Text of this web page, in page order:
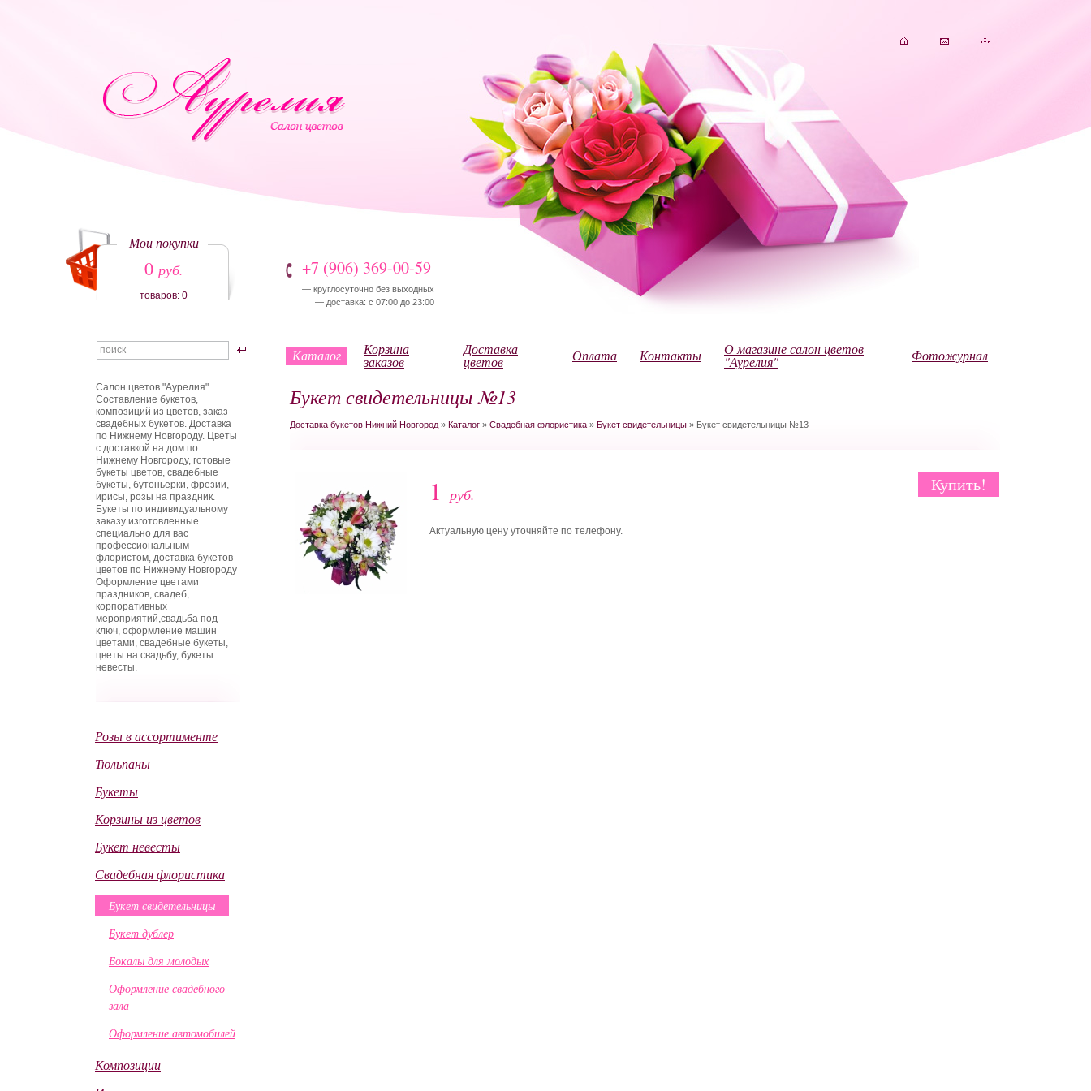
Мои покупки
0 руб.
товаров: 0
+7 (906) 369-00-59
— круглосуточно без выходных
— доставка: с 07:00 до 23:00
Каталог Корзина
заказов
Доставка
цветов Оплата Контакты О магазине салон цветов
"Аурелия" Фотожурнал
Букет свидетельницы №13
Доставка букетов Нижний Новгород » Каталог » Свадебная флористика » Букет свидетельницы » Букет свидетельницы №13
1 руб. Купить!
Актуальную цену уточняйте по телефону.
Салон цветов "Аурелия"
Составление букетов,
композиций из цветов, заказ
свадебных букетов. Доставка
по Нижнему Новгороду. Цветы
с доставкой на дом по
Нижнему Новгороду, готовые
букеты цветов, свадебные
букеты, бутоньерки, фрезии,
ирисы, розы на праздник.
Букеты по индивидуальному
заказу изготовленные
специально для вас
профессиональным
флористом, доставка букетов
цветов по Нижнему Новгороду
Оформление цветами
праздников, свадеб,
корпоративных
мероприятий,свадьба под
ключ, оформление машин
цветами, свадебные букеты,
цветы на свадьбу, букеты
невесты.
Розы в ассортименте
Тюльпаны
Букеты
Корзины из цветов
Букет невесты
Свадебная флористика
Букет свидетельницы
Букет дублер
Бокалы для молодых
Оформление свадебного
зала
Оформление автомобилей
Композиции